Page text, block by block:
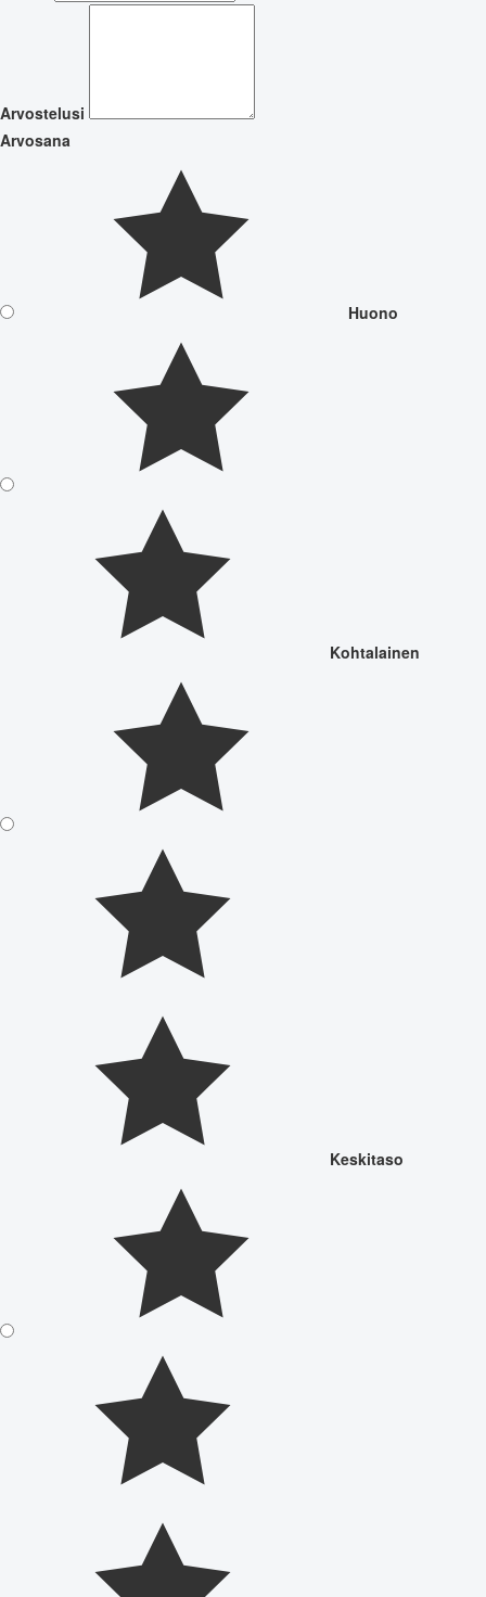
Arvostelusi
Arvosana
Huono
Kohtalainen
Keskitaso